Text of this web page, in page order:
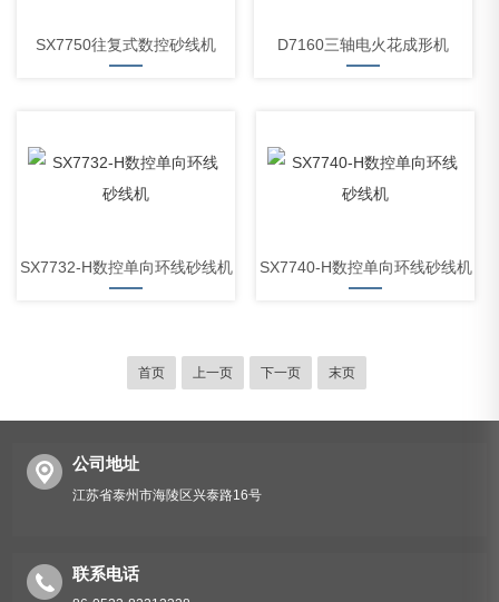
SX7750往复式数控砂线机 D7160三轴电火花成形机
SX7732-H数控单向环线砂线机 SX7740-H数控单向环线砂线机
首页 上一页 下一页 末页
公司地址
江苏省泰州市海陵区兴泰路16号
联系电话